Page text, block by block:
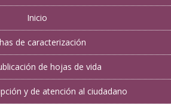
Inicio
de caracterización
de hojas de vida
y de atención al ciudadano